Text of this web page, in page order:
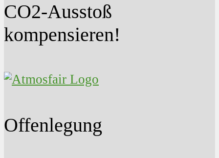
CO2-Ausstoß
kompensieren!
Offenlegung